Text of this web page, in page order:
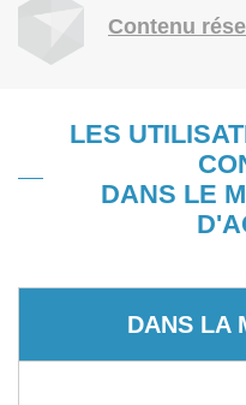
Contenu
LES
DANS LE
DANS LA